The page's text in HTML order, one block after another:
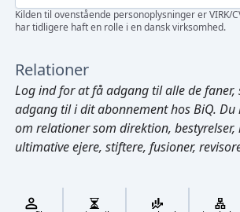
Cmd/Ctrl + K
Kilden til ovenstående personoplysninger er VIRK/
har tidligere haft en rolle i en dansk virksomhed.
Relationer
Log indfor at få adgang til alle de faner,
adgang til i dit abonnement hos BiQ. Du
om relationer som direktion, bestyrelser,
ultimative ejere, stiftere, fusioner,